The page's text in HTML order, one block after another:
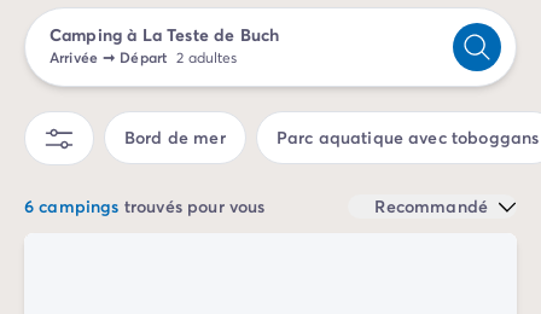
Camping Picardie
Camping Ile-de-France
Camping Paris
Camping Languedoc-Roussillon
Camping Aude
Camping Carcassonne
Camping Narbonne
Camping à La Teste de Buch
Arrivée ➞ Départ 2 adultes
Bord de mer Parc aquatique avec toboggans
6 campings trouvés pour vous Recommandé